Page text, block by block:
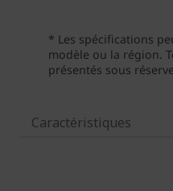
Caractéristiques